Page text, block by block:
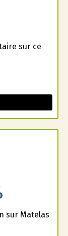
sur ce
sur Matelas